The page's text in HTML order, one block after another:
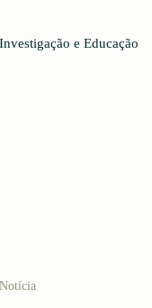
Investigação e Educação
Notícia